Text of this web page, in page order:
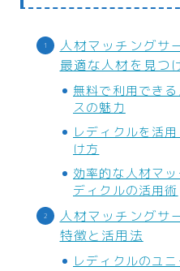
子育て
家事・日用品
家電
生活雑貨
WEBサービス
ASP
WEBコンサルティング
サーバー・ドメイン
ドメイン
人材マッチングサ
最適な人材を見つ
無料で利用でき
スの魅力
レディクルを活
け方
効率的な人材マ
ディクルの活用術
人材マッチングサ
特徴と活用法
レディクルのユ